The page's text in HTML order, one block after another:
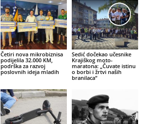
Četiri nova mikrobiznisa
podijelila 32.000 KM,
podrška za razvoj
poslovnih ideja mladih
Sedić dočekao učesnike
Krajiškog moto-
maratona: „Čuvate istinu
o borbi i žrtvi naših
branilaca“